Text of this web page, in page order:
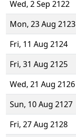
Wed, 2 Sep 2122
Mon, 23 Aug 2123
Fri, 11 Aug 2124
Fri, 31 Aug 2125
Wed, 21 Aug 2126
Sun, 10 Aug 2127
Fri, 27 Aug 2128